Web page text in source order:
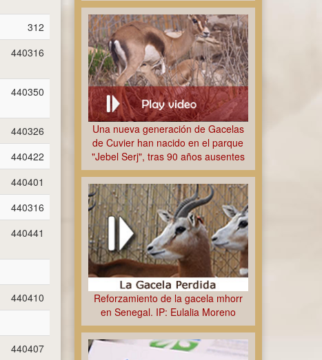
312
440316
440350
440326
440422
440401
440316
440441
440410
440407
Una nueva generación de Gacelas
de Cuvier han nacido en el parque
"Jebel Serj", tras 90 años ausentes
Reforzamiento de la gacela mhorr
en Senegal. IP: Eulalia Moreno